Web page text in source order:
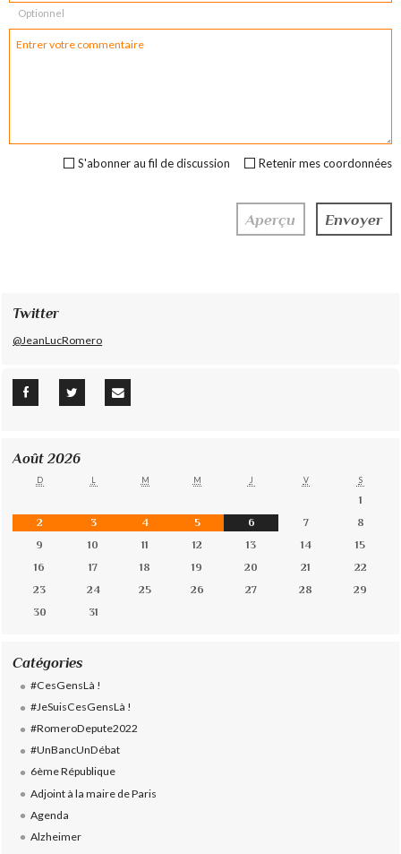
Optionnel
Retenir mes coordonnées
S'abonner au fil de discussion
Twitter
@JeanLucRomero
Août 2026
D L M M J V S
1
2
3 4 5 6 7
8
9
10 11 12 13 14
15
16
17 18 19 20 21
22
23
24 25 26 27 28
29
30
31
Catégories
#CesGensLà !
#JeSuisCesGensLà !
#RomeroDepute2022
#UnBancUnDébat
6ème République
Adjoint à la maire de Paris
Agenda
Alzheimer